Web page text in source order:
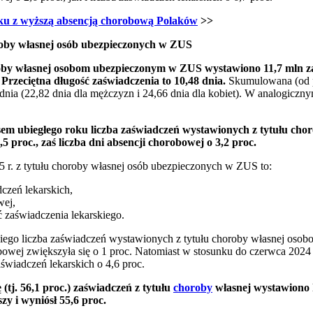
z wyższą absencją chorobową Polaków >>
własnej osób ubezpieczonych w ZUS
własnej osobom ubezpieczonym w ZUS wystawiono 11,7 mln
Przeciętna długość zaświadczenia to 10,48 dnia. Skumulowana (od
(22,82 dnia dla mężczyzn i 24,66 dnia dla kobiet). W
ubiegłego roku liczba zaświadczeń wystawionych z tytułu
proc., zaś liczba dni absencji chorobowej o 3,2 proc.
z tytułu choroby własnej osób ubezpieczonych w ZUS to:
lekarskich,
zaświadczenia lekarskiego.
liczba zaświadczeń wystawionych z tytułu choroby własnej
zwiększyła się o 1 proc. Natomiast w stosunku do czerwca
lekarskich o 4,6 proc.
56,1 proc.) zaświadczeń z tytułu choroby własnej
i wyniósł 55,6 proc.